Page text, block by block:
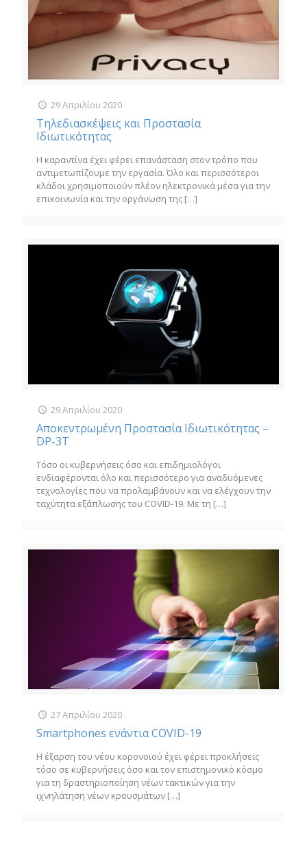
29 Απριλίου 2020
Τηλεδιασκέψεις και Προστασία
Ιδιωτικότητας
Η καραντίνα έχει φέρει επανάσταση στον τρόπο που
αντιμετωπίζουμε την εργασία. Όλο και περισσότεροι
κλάδοι χρησιμοποιούν πλέον ηλεκτρονικά μέσα για την
επικοινωνία και την οργάνωση της […]
29 Απριλίου 2020
Αποκεντρωμένη Προστασία Ιδιωτικότητας –
DP-3T
Τόσο οι κυβερνήσεις όσο και επιδημιολόγοι
ενδιαφέρονται όλο και περισσότερο για αναδυόμενες
τεχνολογίες που να προλαμβάνουν και να ελέγχουν την
ταχύτητα εξάπλωσης του COVID-19. Με τη […]
27 Απριλίου 2020
Smartphones ενάντια COVID-19
Η έξαρση του νέου κορονοϊού έχει φέρει προκλήσεις
τόσο σε κυβερνήσεις όσο και τον επιστημονικό κόσμο
για τη δραστηριοποίηση νέων τακτικών για την
ιχνηλάτηση νέων κρουσμάτων […]